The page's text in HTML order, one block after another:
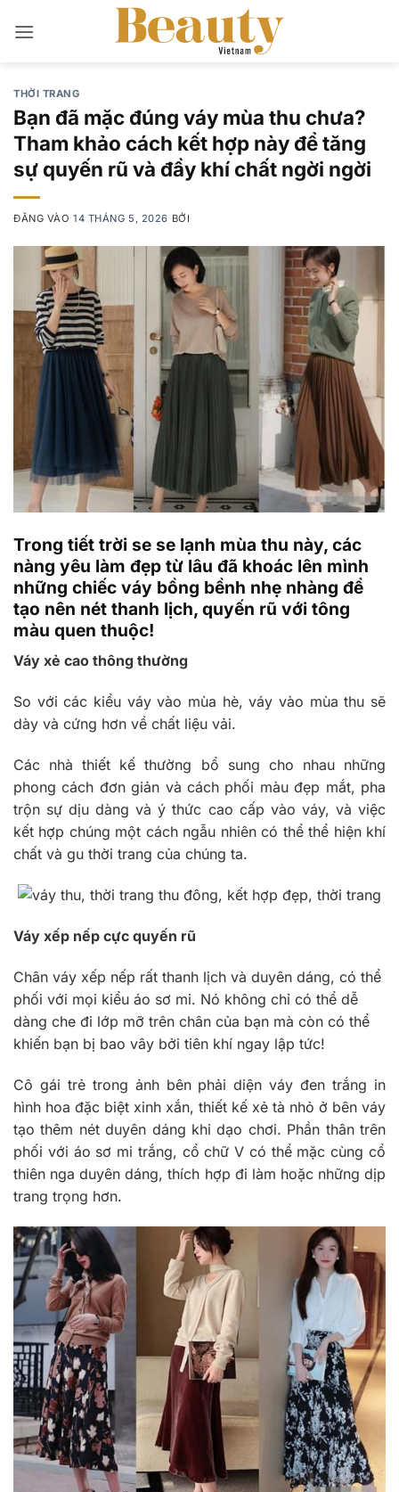
qua
THỜI TRANG
Bạn đã mặc đúng váy mùa thu chưa?
Tham khảo cách kết hợp này để tăng
sự quyến rũ và đầy khí chất ngời ngời
ĐĂNG VÀO14 THÁNG 5, 2026 BỞI
Trong tiết trời se se lạnh mùa thu này, các
nàng yêu làm đẹp từ lâu đã khoác lên mình
những chiếc váy bồng bềnh nhẹ nhàng để
tạo nên nét thanh lịch, quyến rũ với tông
màu quen thuộc!
Váy xẻ cao thông thường
So với các kiểu váy vào mùa hè, váy vào mùa thu sẽ
dày và cứng hơn về chất liệu vải.
Các nhà thiết kế thường bổ sung cho nhau những
phong cách đơn giản và cách phối màu đẹp mắt, pha
trộn sự dịu dàng và ý thức cao cấp vào váy, và việc
kết hợp chúng một cách ngẫu nhiên có thể thể hiện khí
chất và gu thời trang của chúng ta.
Váy xếp nếp cực quyến rũ
Chân váy xếp nếp rất thanh lịch và duyên dáng, có thể
phối với mọi kiểu áo sơ mi. Nó không chỉ có thể dễ
dàng che đi lớp mỡ trên chân của bạn mà còn có thể
khiến bạn bị bao vây bởi tiên khí ngay lập tức!
Cô gái trẻ trong ảnh bên phải diện váy đen trắng in
hình hoa đặc biệt xinh xắn, thiết kế xẻ tà nhỏ ở bên váy
tạo thêm nét duyên dáng khi dạo chơi. Phần thân trên
phối với áo sơ mi trắng, cổ chữ V có thể mặc cùng cổ
thiên nga duyên dáng, thích hợp đi làm hoặc những dịp
trang trọng hơn.